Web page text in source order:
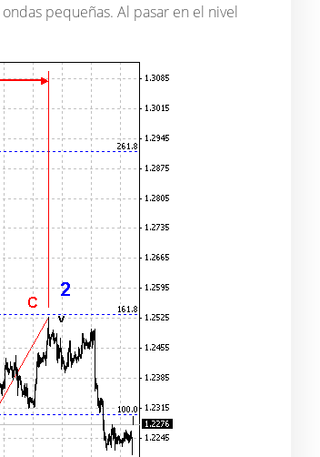
pequeñas. Al pasar en el nivel